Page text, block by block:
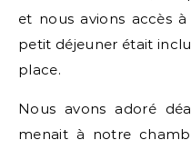
et nous avions accès
petit déjeuner était
place.
Nous avons adoré
menait à notre